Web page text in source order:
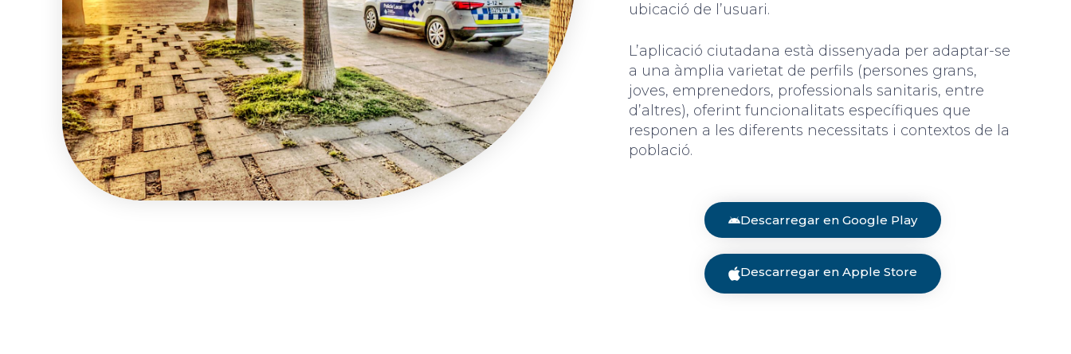
ubicació de l’usuari.
L’aplicació ciutadana està dissenyada per adaptar-se
a una àmplia varietat de perfils (persones grans,
joves, emprenedors, professionals sanitaris, entre
d’altres), oferint funcionalitats específiques que
responen a les diferents necessitats i contextos de la
població.
Descarregar en Google Play
Descarregar en Apple Store